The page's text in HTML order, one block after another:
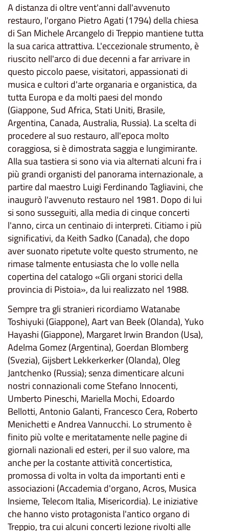
A distanza di oltre vent'anni dall'avvenuto
restauro, l'organo Pietro Agati (1794) della chiesa
di San Michele Arcangelo di Treppio mantiene tutta
la sua carica attrattiva. L'eccezionale strumento, è
riuscito nell'arco di due decenni a far arrivare in
questo piccolo paese, visitatori, appassionati di
musica e cultori d'arte organaria e organistica, da
tutta Europa e da molti paesi del mondo
(Giappone, Sud Africa, Stati Uniti, Brasile,
Argentina, Canada, Australia, Russia). La scelta di
procedere al suo restauro, all'epoca molto
coraggiosa, si è dimostrata saggia e lungimirante.
Alla sua tastiera si sono via via alternati alcuni fra i
più grandi organisti del panorama internazionale, a
partire dal maestro Luigi Ferdinando Tagliavini, che
inaugurò l'avvenuto restauro nel 1981. Dopo di lui
si sono susseguiti, alla media di cinque concerti
l'anno, circa un centinaio di interpreti. Citiamo i più
significativi, da Keith Sadko (Canada), che dopo
aver suonato ripetute volte questo strumento, ne
rimase talmente entusiasta che lo volle nella
copertina del catalogo «Gli organi storici della
provincia di Pistoia», da lui realizzato nel 1988.
Sempre tra gli stranieri ricordiamo Watanabe
Toshiyuki (Giappone), Aart van Beek (Olanda), Yuko
Hayashi (Giappone), Margaret Irwin Brandon (Usa),
Adelma Gomez (Argentina), Goerdan Blomberg
(Svezia), Gijsbert Lekkerkerker (Olanda), Oleg
Jantchenko (Russia); senza dimenticare alcuni
nostri connazionali come Stefano Innocenti,
Umberto Pineschi, Mariella Mochi, Edoardo
Bellotti, Antonio Galanti, Francesco Cera, Roberto
Menichetti e Andrea Vannucchi. Lo strumento è
finito più volte e meritatamente nelle pagine di
giornali nazionali ed esteri, per il suo valore, ma
anche per la costante attività concertistica,
promossa di volta in volta da importanti enti e
associazioni (Accademia d'organo, Acros, Musica
Insieme, Telecom Italia, Misericordia). Le iniziative
che hanno visto protagonista l'antico organo di
Treppio, tra cui alcuni concerti lezione rivolti alle